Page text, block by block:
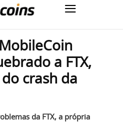
a FTX,
crash da
da FTX, a própria